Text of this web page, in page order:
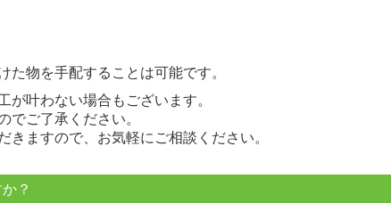
物を手配することは可能です。
が叶わない場合もございます。
でご了承ください。
ますので、お気軽にご相談ください。
？